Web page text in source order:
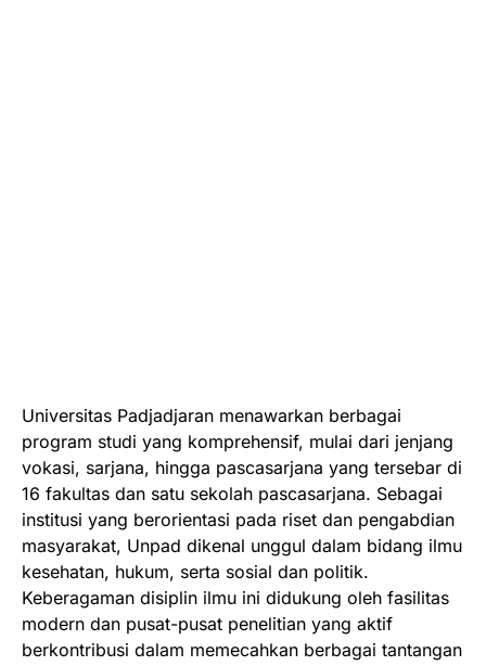
Universitas Padjadjaran menawarkan berbagai
program studi yang komprehensif, mulai dari jenjang
vokasi, sarjana, hingga pascasarjana yang tersebar di
16 fakultas dan satu sekolah pascasarjana. Sebagai
institusi yang berorientasi pada riset dan pengabdian
masyarakat, Unpad dikenal unggul dalam bidang ilmu
kesehatan, hukum, serta sosial dan politik.
Keberagaman disiplin ilmu ini didukung oleh fasilitas
modern dan pusat-pusat penelitian yang aktif
berkontribusi dalam memecahkan berbagai tantangan